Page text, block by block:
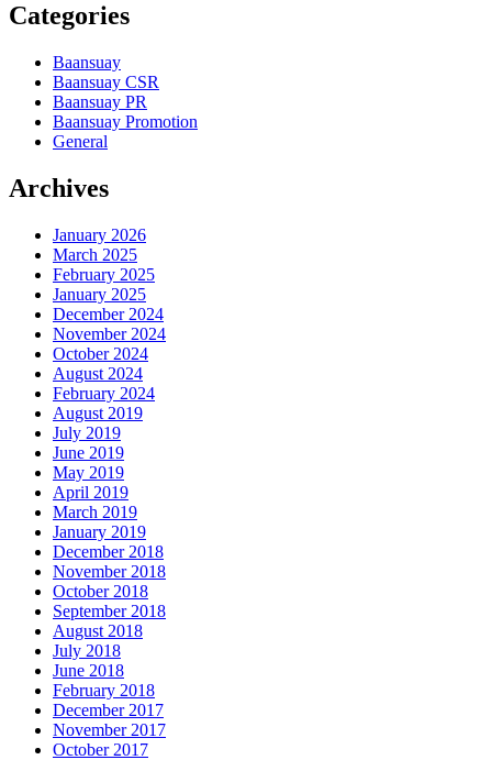
Categories
Baansuay
Baansuay CSR
Baansuay PR
Baansuay Promotion
General
Archives
January 2026
March 2025
February 2025
January 2025
December 2024
November 2024
October 2024
August 2024
February 2024
August 2019
July 2019
June 2019
May 2019
April 2019
March 2019
January 2019
December 2018
November 2018
October 2018
September 2018
August 2018
July 2018
June 2018
February 2018
December 2017
November 2017
October 2017